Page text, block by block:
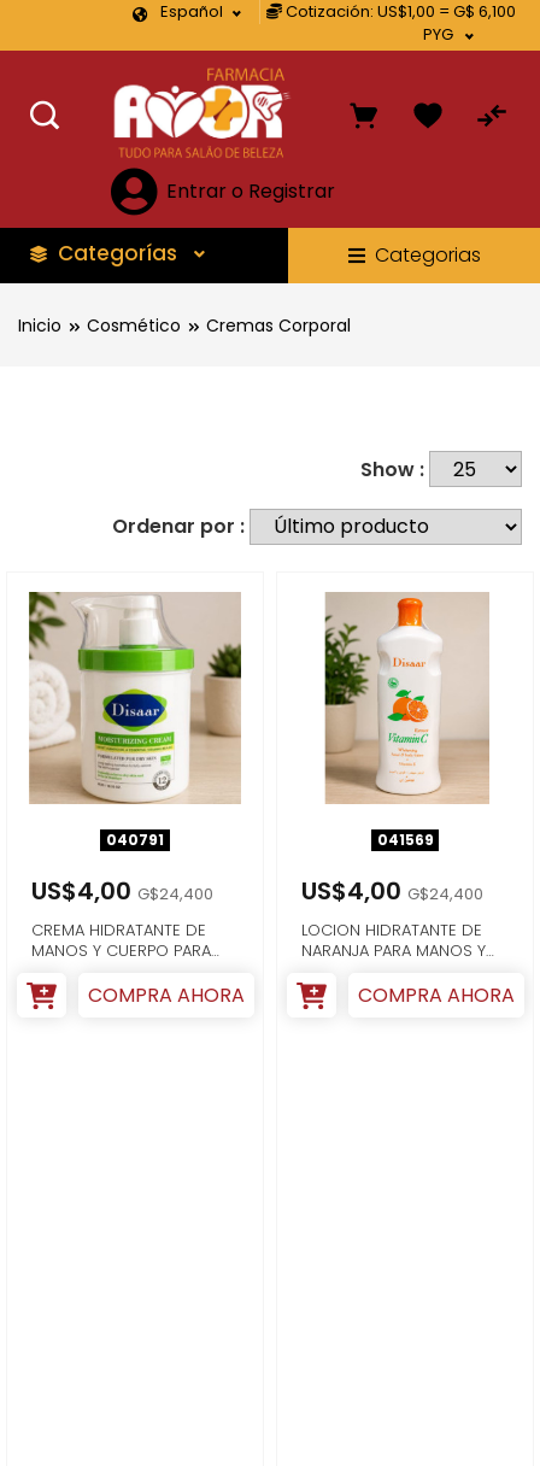
Español
Cotización: US$1,00 = G$ 6,100
PYG
Entrar o Registrar
Categorías Categorias
Inicio Cosmético Cremas Corporal
Show :
Ordenar por :
040791
US$4,00 G$24,400
CREMA HIDRATANTE DE
MANOS Y CUERPO PARA
COMPRA AHORA
041569
US$4,00 G$24,400
LOCION HIDRATANTE DE
NARANJA PARA MANOS Y
COMPRA AHORA